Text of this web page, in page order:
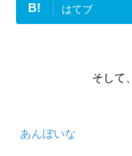
B! はてブ
あんぼいな
そして